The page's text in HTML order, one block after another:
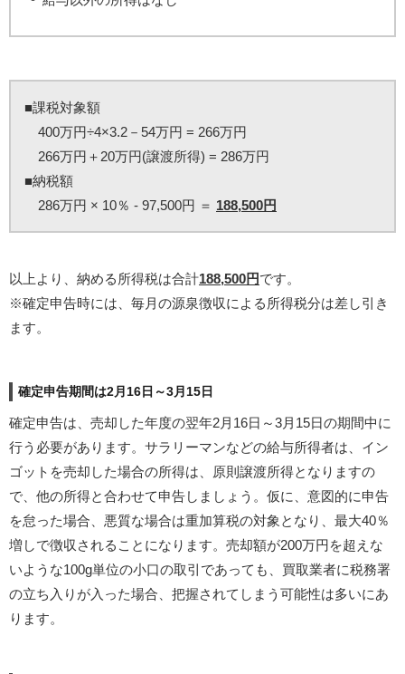
■課税対象額
400万円÷4×3.2－54万円 = 266万円
266万円＋20万円(譲渡所得) = 286万円
■納税額
286万円 × 10％ - 97,500円 ＝ 188,500円
以上より、納める所得税は合計188,500円です。
※確定申告時には、毎月の源泉徴収による所得税分は差し引き
ます。
確定申告期間は2月16日～3月15日
確定申告は、売却した年度の翌年2月16日～3月15日の期間中に
行う必要があります。サラリーマンなどの給与所得者は、イン
ゴットを売却した場合の所得は、原則譲渡所得となりますの
で、他の所得と合わせて申告しましょう。仮に、意図的に申告
を怠った場合、悪質な場合は重加算税の対象となり、最大40％
増しで徴収されることになります。売却額が200万円を超えな
いような100g単位の小口の取引であっても、買取業者に税務署
の立ち入りが入った場合、把握されてしまう可能性は多いにあ
ります。